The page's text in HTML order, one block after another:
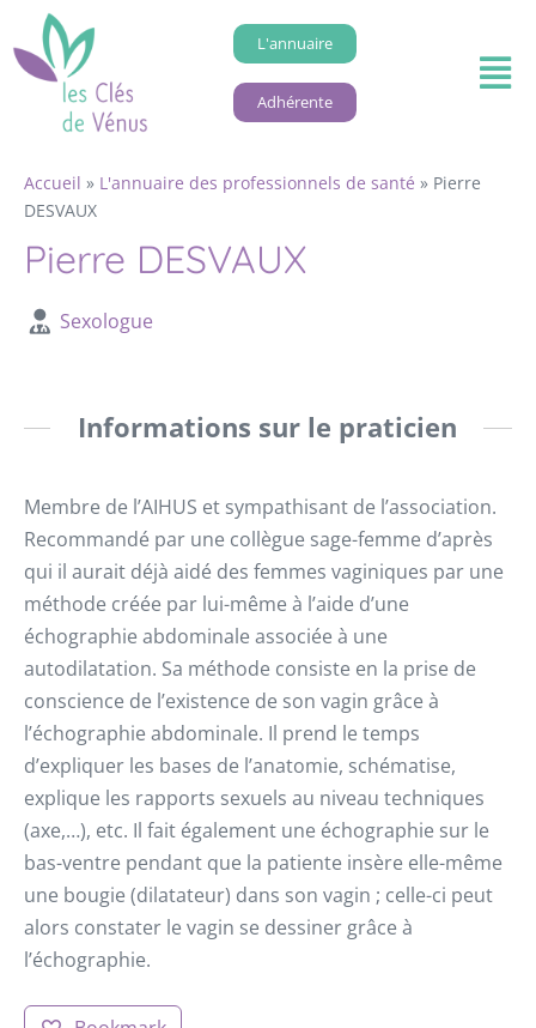
L'annuaire
Adhérente
Accueil » L'annuaire des professionnels de santé » Pierre
DESVAUX
Pierre DESVAUX
Sexologue
Informations sur le praticien
Membre de l’AIHUS et sympathisant de l’association.
Recommandé par une collègue sage-femme d’après
qui il aurait déjà aidé des femmes vaginiques par une
méthode créée par lui-même à l’aide d’une
échographie abdominale associée à une
autodilatation. Sa méthode consiste en la prise de
conscience de l’existence de son vagin grâce à
l’échographie abdominale. Il prend le temps
d’expliquer les bases de l’anatomie, schématise,
explique les rapports sexuels au niveau techniques
(axe,…), etc. Il fait également une échographie sur le
bas-ventre pendant que la patiente insère elle-même
une bougie (dilatateur) dans son vagin ; celle-ci peut
alors constater le vagin se dessiner grâce à
l’échographie.